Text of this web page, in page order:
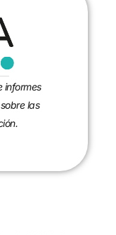
informes
las